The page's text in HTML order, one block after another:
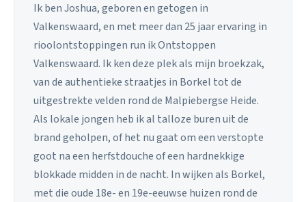
Ik ben Joshua, geboren en getogen in
Valkenswaard, en met meer dan 25 jaar ervaring in
rioolontstoppingen run ik Ontstoppen
Valkenswaard. Ik ken deze plek als mijn broekzak,
van de authentieke straatjes in Borkel tot de
uitgestrekte velden rond de Malpiebergse Heide.
Als lokale jongen heb ik al talloze buren uit de
brand geholpen, of het nu gaat om een verstopte
goot na een herfstdouche of een hardnekkige
blokkade midden in de nacht. In wijken als Borkel,
met die oude 18e- en 19e-eeuwse huizen rond de